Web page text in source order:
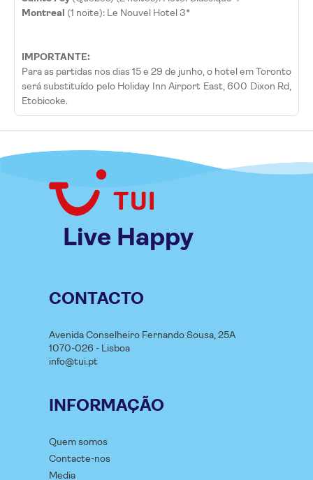
Montreal (1 noite): Le Nouvel Hotel 3*
IMPORTANTE:
Para as partidas nos dias 15 e 29 de junho, o hotel em Toronto
será substituído pelo Holiday Inn Airport East, 600 Dixon Rd,
Etobicoke.
Live Happy
CONTACTO
Avenida Conselheiro Fernando Sousa, 25A
1070-026 - Lisboa
info@tui.pt
INFORMAÇÃO
Quem somos
Contacte-nos
Media